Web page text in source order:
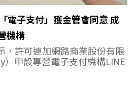
電子支付」獲金管會同意 成
機構
，許可連加網路商業股份有限
）申設專營電子支付機構LINE